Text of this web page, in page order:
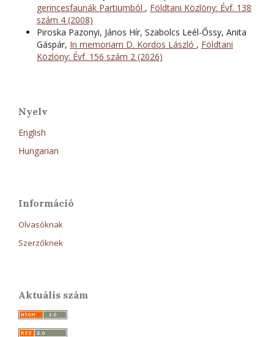
gerincesfaunák Partiumból , Földtani Közlöny: Évf. 138
szám 4 (2008)
Piroska Pazonyi, János Hír, Szabolcs Leél-Őssy, Anita
Gáspár, In memoriam D. Kordos László , Földtani
Közlöny: Évf. 156 szám 2 (2026)
Nyelv
English
Hungarian
Információ
Olvasóknak
Szerzőknek
Aktuális szám